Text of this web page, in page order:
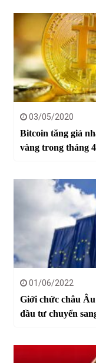
03/05/2020
Bitcoin tăng giá
vàng trong tháng 4
01/06/2022
Giới chức châu
đầu tư chuyển